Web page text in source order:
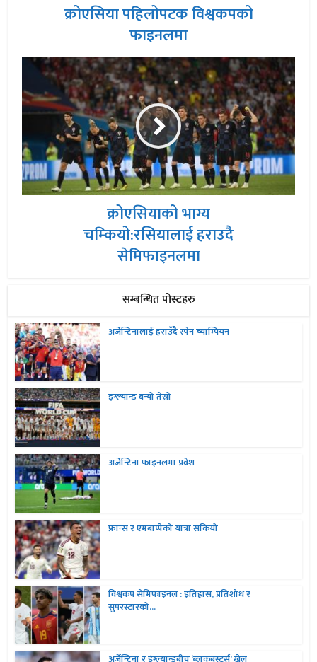
क्रोएसिया पहिलोपटक विश्वकपको
फाइनलमा
क्रोएसियाको भाग्य
चम्कियो:रसियालाई हराउदै
सेमिफाइनलमा
सम्बन्धित पोस्टहरु
अर्जेन्टिनालाई हराउँदै स्पेन च्याम्पियन
इंग्ल्यान्ड बन्यो तेस्रो
अर्जेन्टिना फाइनलमा प्रवेश
फ्रान्स र एमबाप्पेको यात्रा सकियो
विश्वकप सेमिफाइनल : इतिहास, प्रतिशोध र
सुपरस्टारको...